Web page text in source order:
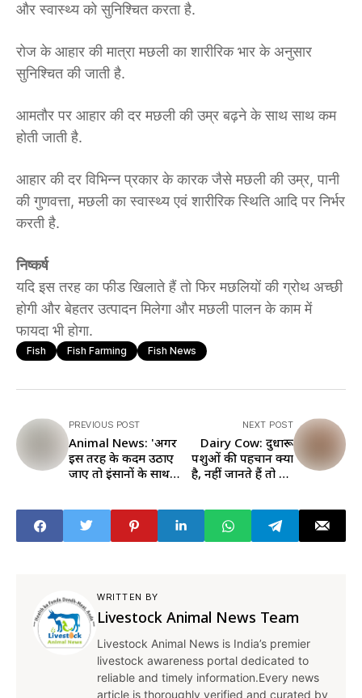
और स्वास्थ्य को सुनिश्चित करता है.
रोज के आहार की मात्रा मछली का शारीरिक भार के अनुसार
सुनिश्चित की जाती है.
आमतौर पर आहार की दर मछली की उम्र बढ़ने के साथ साथ कम
होती जाती है.
आहार की दर विभिन्न प्रकार के कारक जैसे मछली की उम्र, पानी
की गुणवत्ता, मछली का स्वास्थ्य एवं शारीरिक स्थिति आदि पर निर्भर
करती है.
निष्कर्ष
यदि इस तरह का फीड खिलाते हैं तो फिर मछलियों की ग्रोथ अच्छी
होगी और बेहतर उत्पादन मिलेगा और मछली पालन के काम में
फायदा भी होगा.
Fish Fish Farming Fish News
PREVIOUS POST
Animal News: 'अगर
इस तरह के कदम उठाए
जाएं तो इंसानों के साथ
NEXT POST
Dairy Cow: दुधारू
पशुओं की पहचान क्या
है, नहीं जानते हैं तो पढ़
WRITTEN BY
Livestock Animal News Team
Livestock Animal News is India’s premier
livestock awareness portal dedicated to
reliable and timely information.Every news
article is thoroughly verified and curated by